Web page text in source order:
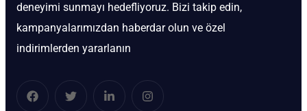
deneyimi sunmayı hedefliyoruz. Bizi takip edin,
kampanyalarımızdan haberdar olun ve özel
indirimlerden yararlanın